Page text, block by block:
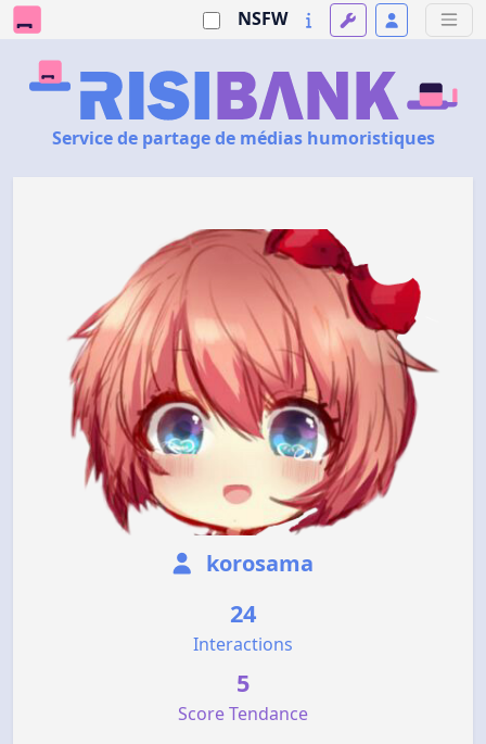
NSFW
Service de partage de médias humoristiques
korosama
24
Interactions
5
Score Tendance